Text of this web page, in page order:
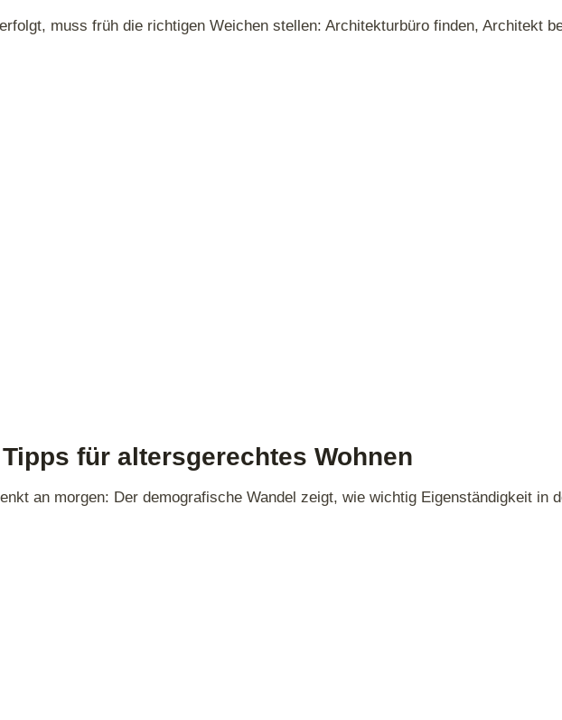
muss früh die richtigen Weichen stellen: Architekturbüro finden, Architekt
für altersgerechtes Wohnen
an morgen: Der demografische Wandel zeigt, wie wichtig Eigenständigkeit in